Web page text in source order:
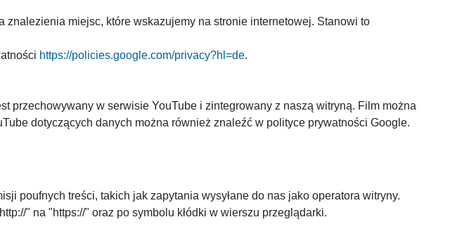
miejsc, które wskazujemy na stronie internetowej. Stanowi to
https://policies.google.com/privacy?hl=de.
przechowywany w serwisie YouTube i zintegrowany z naszą witryną. Film można
dotyczących danych można również znaleźć w polityce prywatności Google.
poufnych treści, takich jak zapytania wysyłane do nas jako operatora witryny.
" na "https://" oraz po symbolu kłódki w wierszu przeglądarki.